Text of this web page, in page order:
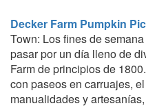
Decker Farm Pumpkin
Town: Los fines de
pasar por un día lleno de
Farm de principios de
con paseos en carruajes,
manualidades y